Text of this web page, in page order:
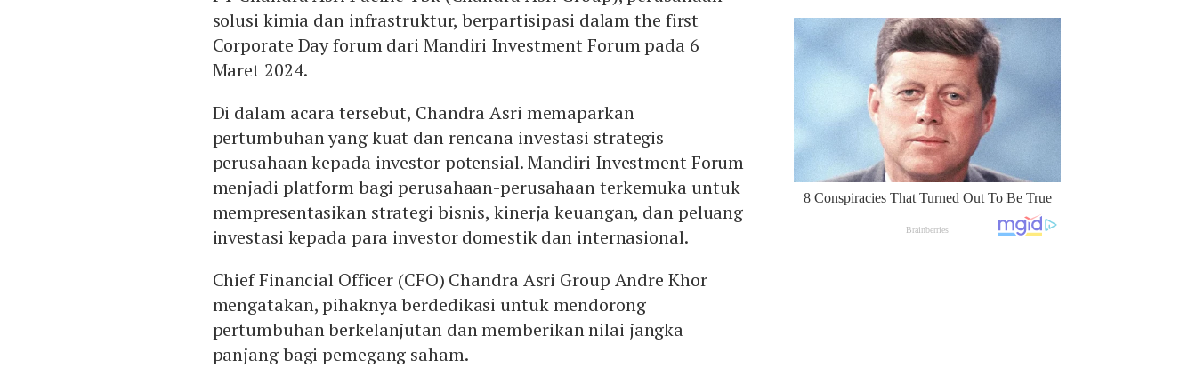
solusi kimia dan infrastruktur, berpartisipasi dalam the first
Corporate Day forum dari Mandiri Investment Forum pada 6
Maret 2024.
Di dalam acara tersebut, Chandra Asri memaparkan
pertumbuhan yang kuat dan rencana investasi strategis
perusahaan kepada investor potensial. Mandiri Investment Forum
menjadi platform bagi perusahaan-perusahaan terkemuka untuk
mempresentasikan strategi bisnis, kinerja keuangan, dan peluang
investasi kepada para investor domestik dan internasional.
Chief Financial Officer (CFO) Chandra Asri Group Andre Khor
mengatakan, pihaknya berdedikasi untuk mendorong
pertumbuhan berkelanjutan dan memberikan nilai jangka
panjang bagi pemegang saham.